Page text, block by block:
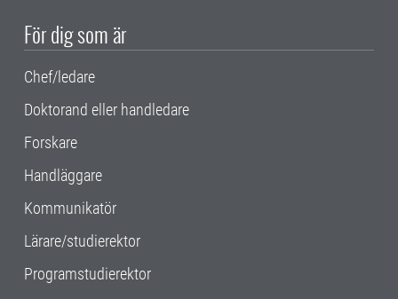
För dig som är
Chef/ledare
Doktorand eller handledare
Forskare
Handläggare
Kommunikatör
Lärare/studierektor
Programstudierektor